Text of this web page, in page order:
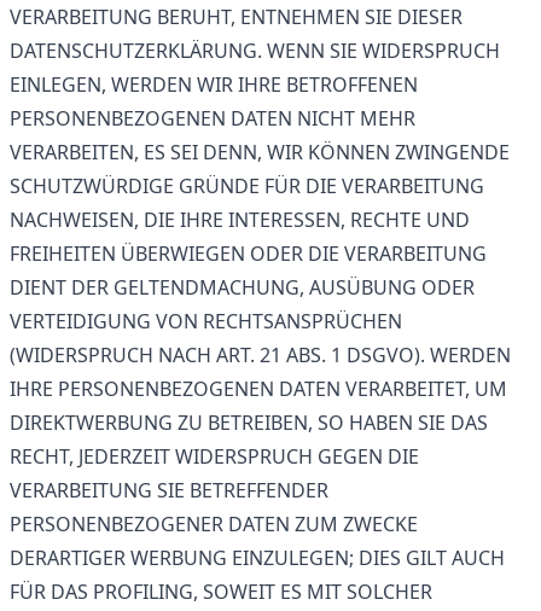
VERARBEITUNG BERUHT, ENTNEHMEN SIE DIESER
DATENSCHUTZERKLÄRUNG. WENN SIE WIDERSPRUCH
EINLEGEN, WERDEN WIR IHRE BETROFFENEN
PERSONENBEZOGENEN DATEN NICHT MEHR
VERARBEITEN, ES SEI DENN, WIR KÖNNEN ZWINGENDE
SCHUTZWÜRDIGE GRÜNDE FÜR DIE VERARBEITUNG
NACHWEISEN, DIE IHRE INTERESSEN, RECHTE UND
FREIHEITEN ÜBERWIEGEN ODER DIE VERARBEITUNG
DIENT DER GELTENDMACHUNG, AUSÜBUNG ODER
VERTEIDIGUNG VON RECHTSANSPRÜCHEN
(WIDERSPRUCH NACH ART. 21 ABS. 1 DSGVO). WERDEN
IHRE PERSONENBEZOGENEN DATEN VERARBEITET, UM
DIREKTWERBUNG ZU BETREIBEN, SO HABEN SIE DAS
RECHT, JEDERZEIT WIDERSPRUCH GEGEN DIE
VERARBEITUNG SIE BETREFFENDER
PERSONENBEZOGENER DATEN ZUM ZWECKE
DERARTIGER WERBUNG EINZULEGEN; DIES GILT AUCH
FÜR DAS PROFILING, SOWEIT ES MIT SOLCHER